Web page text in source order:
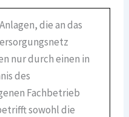
die an das
nur durch einen in
des
Fachbetrieb
sowohl die